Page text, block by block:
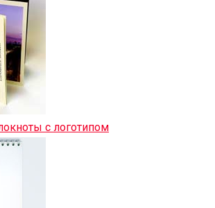
с логотипом